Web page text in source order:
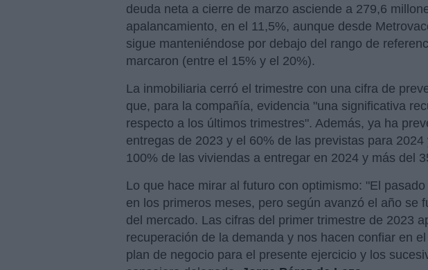
deuda neta a cierre de marzo asciende a 279,6
apalancamiento, en el 11,5%, aunque desde
sigue manteniéndose por debajo del rango de
marcaron (entre el 15% y el 20%).
La inmobiliaria cerró el trimestre con una cifra de
que, para la compañía, evidencia "una significativa
respecto a los últimos trimestres". Además, ya ha
entregas de 2023 y el 60% de las previstas para 2024
100% de las viviendas a entregar en 2024 y más del
Lo que hace mirar al futuro con optimismo: "El
en los primeros meses, pero según avanzó el año se
del mercado. Las cifras del primer trimestre de 2023
recuperación de la demanda y nos hacen confiar en
plan de negocio para el presente ejercicio y los